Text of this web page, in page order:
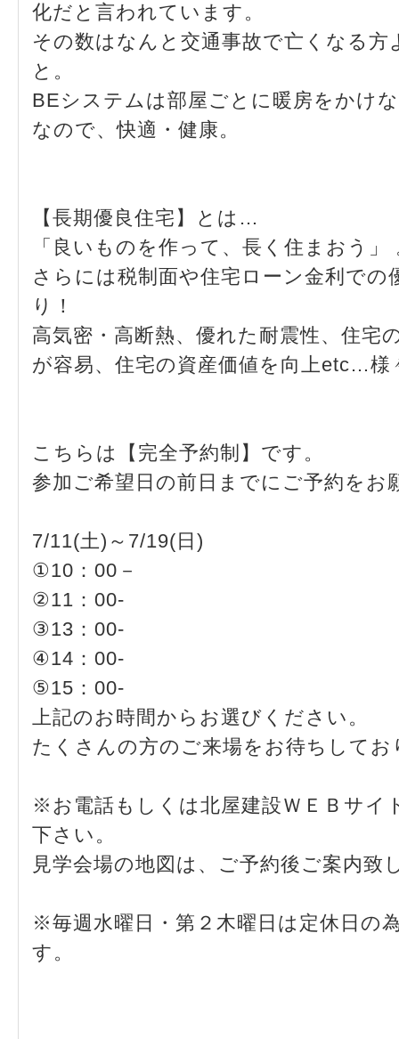
化だと言われています。
その数はなんと交通事故で亡くなる
と。
BEシステムは部屋ごとに暖房をかけ
なので、快適・健康。
【長期優良住宅】とは…
「良いものを作って、長く住まおう」
さらには税制面や住宅ローン金利での
り！
高気密・高断熱、優れた耐震性、住宅
が容易、住宅の資産価値を向上etc…
こちらは【完全予約制】です。
参加ご希望日の前日までにご予約をお
7/11(土)～7/19(日)
①10：00－
②11：00-
③13：00-
④14：00-
⑤15：00-
上記のお時間からお選びください。
たくさんの方のご来場をお待ちしてお
※お電話もしくは北屋建設ＷＥＢサイ
下さい。
見学会場の地図は、ご予約後ご案内致
※毎週水曜日・第２木曜日は定休日の
す。